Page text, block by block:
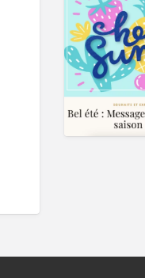
Message.fr
–
Idées
de
Messages
&
Vœux